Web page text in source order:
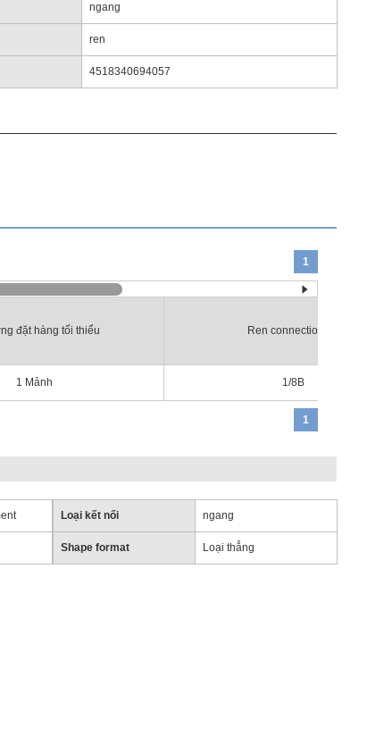
ngang
ren
4518340694057
1
đặt hàng tối thiểu Ren connection list
1 Mảnh 1/8B
1
Loại kết nối ngang
Shape format Loại thẳng